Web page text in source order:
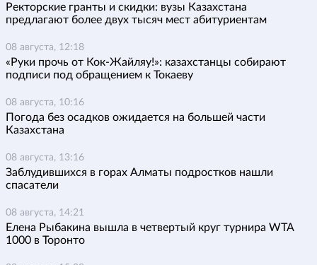
Ректорские гранты и скидки: вузы Казахстана
предлагают более двух тысяч мест абитуриентам
08 августа, 12:18
«Руки прочь от Кок-Жайляу!»: казахстанцы собирают
подписи под обращением к Токаеву
08 августа, 10:16
Погода без осадков ожидается на большей части
Казахстана
08 августа, 13:16
Заблудившихся в горах Алматы подростков нашли
спасатели
08 августа, 14:21
Елена Рыбакина вышла в четвертый круг турнира WTA
1000 в Торонто